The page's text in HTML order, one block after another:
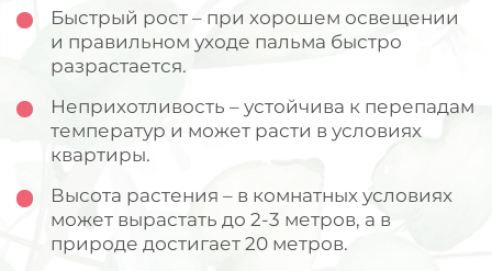
Быстрый рост – при хорошем освещении
и правильном уходе пальма быстро
разрастается.
Неприхотливость – устойчива к перепадам
температур и может расти в условиях
квартиры.
Высота растения – в комнатных условиях
может вырастать до 2-3 метров, а в
природе достигает 20 метров.